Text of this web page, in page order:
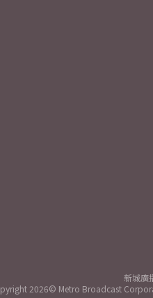
新城廣
2026© Metro Broadcast